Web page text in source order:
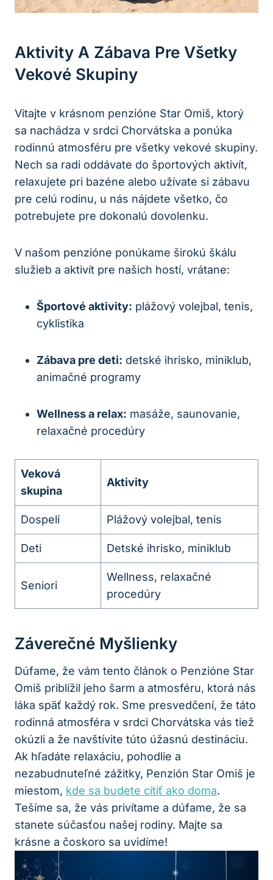
Aktivity A Zábava Pre Všetky
Vekové Skupiny
Vitajte v krásnom penzióne Star Omiš, ktorý
sa nachádza v srdci Chorvátska a ponúka
rodinnú atmosféru pre všetky vekové skupiny.
Nech sa radi oddávate do športových aktivít,
relaxujete pri bazéne alebo užívate si zábavu
pre celú rodinu, u nás nájdete všetko, čo
potrebujete pre dokonalú dovolenku.
V našom penzióne ponúkame širokú škálu
služieb a aktivít pre našich hostí, vrátane:
Športové aktivity: plážový volejbal, tenis,
cyklistika
Zábava pre deti: detské ihrisko, miniklub,
animačné programy
Wellness a relax: masáže, saunovanie,
relaxačné procedúry
Veková
skupina
Aktivity
Dospelí Plážový volejbal, tenis
Deti Detské ihrisko, miniklub
Seniori
Wellness, relaxačné
procedúry
Záverečné Myšlienky
Dúfame, že vám tento článok o Penzióne Star
Omiš priblížil jeho šarm a atmosféru, ktorá nás
láka späť každý rok. Sme presvedčení, že táto
rodinná atmosféra v srdci Chorvátska vás tiež
okúzli a že navštívite túto úžasnú destináciu.
Ak hľadáte relaxáciu, pohodlie a
nezabudnuteľné zážitky, Penzión Star Omiš je
miestom, kde sa budete cítiť ako doma.
Tešíme sa, že vás privítame a dúfame, že sa
stanete súčasťou našej rodiny. Majte sa
krásne a čoskoro sa uvidíme!